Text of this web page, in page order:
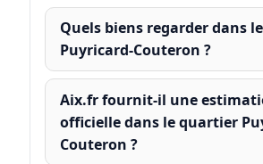
Quels biens regarder dans
Puyricard-Couteron ?
Aix.fr fournit-il une
officielle dans le quartier
Couteron ?